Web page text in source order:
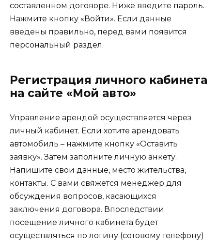
составленном договоре. Ниже введите пароль.
Нажмите кнопку «Войти». Если данные
введены правильно, перед вами появится
персональный раздел.
Регистрация личного кабинета
на сайте «Мой авто»
Управление арендой осуществляется через
личный кабинет. Если хотите арендовать
автомобиль – нажмите кнопку «Оставить
заявку». Затем заполните личную анкету.
Напишите свои данные, место жительства,
контакты. С вами свяжется менеджер для
обсуждения вопросов, касающихся
заключения договора. Впоследствии
посещение личного кабинета будет
осуществляться по логину (сотовому телефону)